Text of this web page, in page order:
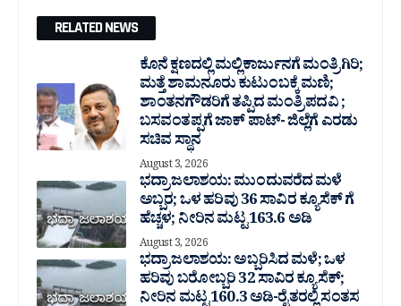
RELATED NEWS
ಕೊನೆ ಕ್ಷಣದಲ್ಲಿ ಮಲ್ಲಿಕಾರ್ಜುನಗೆ ಮಂತ್ರಿಗಿರಿ;
ಮತ್ತೆ ಶಾಮನೂರು ಕುಟುಂಬಕ್ಕೆ ಮಣಿ;
ಶಾಂತನಗೌಡರಿಗೆ ತಪ್ಪಿದ ಮಂತ್ರಿ ಪದವಿ ;
ಬಸವಂತಪ್ಪಗೆ ಜಾಕ್ ಪಾಟ್- ಜಿಲ್ಲೆಗೆ ಎರಡು
ಸಚಿವ ಸ್ಥಾನ
August 3, 2026
ಭದ್ರಾ ಜಲಾಶಯ: ಮುಂದುವರೆದ ಮಳೆ
ಅಬ್ಬರ; ಒಳ ಹರಿವು 36 ಸಾವಿರ‌ ಕ್ಯೂಸೆಕ್ ಗೆ
ಹೆಚ್ಚಳ; ನೀರಿನ ಮಟ್ಟ 163.6 ಅಡಿ
August 3, 2026
ಭದ್ರಾ ಜಲಾಶಯ: ಅಬ್ಬರಿಸಿದ ಮಳೆ; ಒಳ
ಹರಿವು ಬರೋಬ್ಬರಿ 32 ಸಾವಿರ‌ ಕ್ಯೂಸೆಕ್;
ನೀರಿನ ಮಟ್ಟ 160.3 ಅಡಿ-ರೈತರಲ್ಲಿ ಸಂತಸ